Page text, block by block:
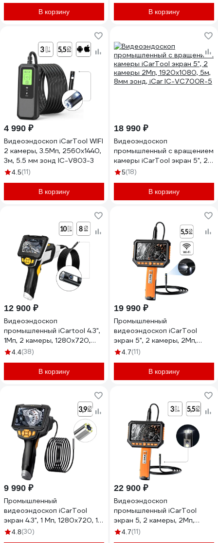
В корзину В корзину
4 990 ₽
Видеоэндоскоп iCarTool WIFI
2 камеры, 3.5Мп, 2560x1440,
3м, 5.5 мм зонд IC-V803-3
4.5(11)
В корзину
18 990 ₽
Видеоэндоскоп
промышленный с вращением
камеры iCarTool экран 5", 2
камеры 2Мп, 1920x1080, 5м,
5(18)
В корзину
12 900 ₽
Видеоэндоскоп
промышленный iCartool 4.3",
1Мп, 2 камеры, 1280x720,
10м, 8 мм сменный зонд IC-
4.4(38)
В корзину
19 990 ₽
Промышленный
видеоэндоскоп iCarTool
экран 5", 2 камеры, 2Мп,
1920x1080, длина 1 м, 5.5 мм,
4.7(11)
В корзину
9 990 ₽
Промышленный
видеоэндоскоп iCarTool
экран 4.3", 1 Мп, 1280x720, 1
м, 3.9 мм, сменный зонд IC-
4.8(30)
22 900 ₽
Видеоэндоскоп
промышленный iCarTool
экран 5, 2 камеры, 2Мп,
1920х1080, 3м, 5.5 мм
4.7(11)